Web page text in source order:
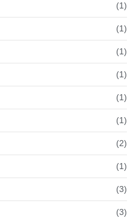
(1)
(1)
(1)
(1)
(1)
(1)
(2)
(1)
(3)
(3)